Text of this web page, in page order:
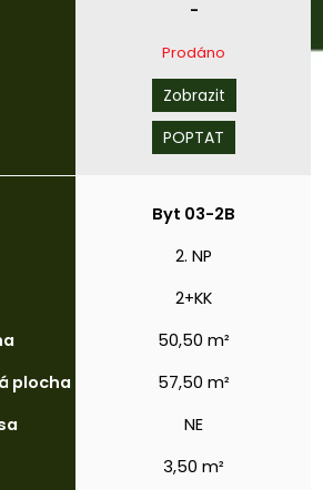
-
Prodáno
Zobrazit
POPTAT
plocha
Byt 03-2B
2. NP
2+KK
50,50 m²
57,50 m²
NE
3,50 m²